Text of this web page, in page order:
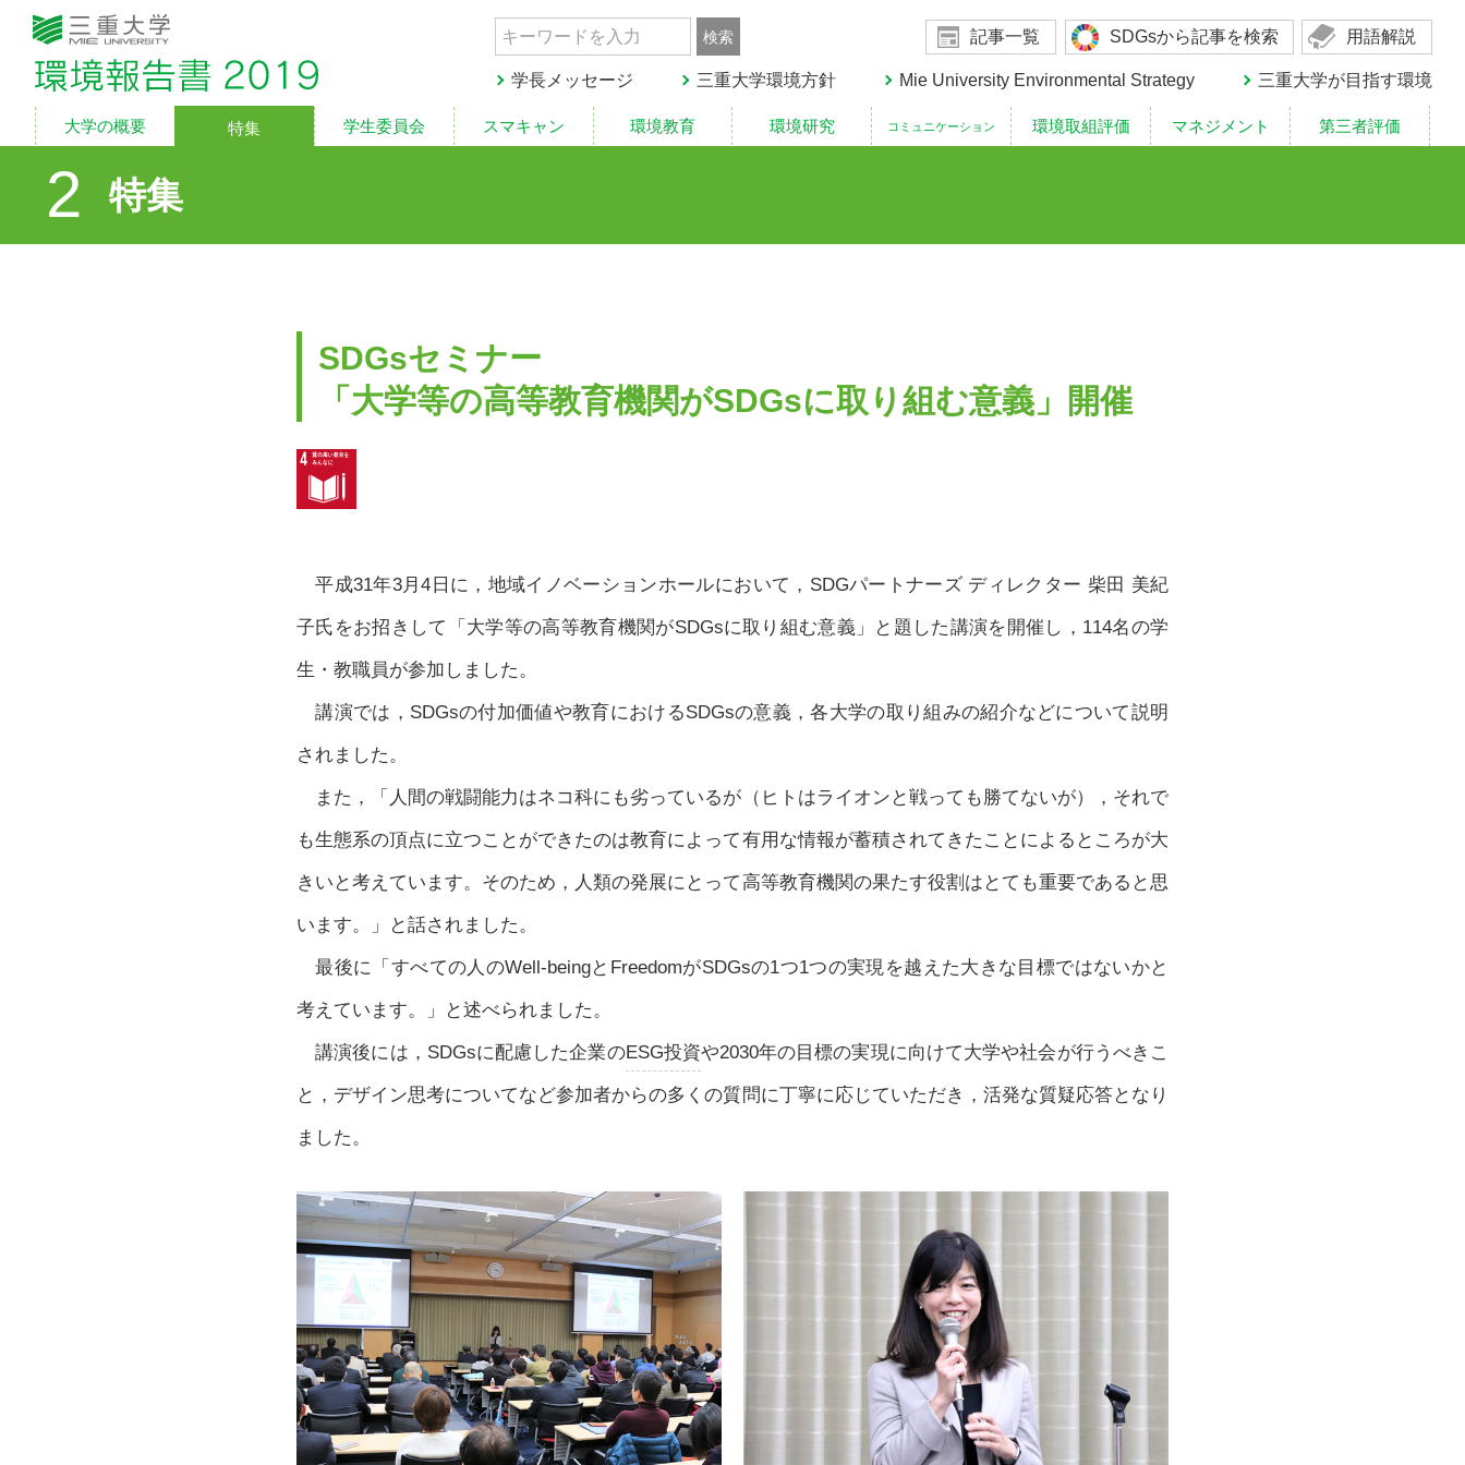
三重大学 環境報告書2019
記事一覧 SDGsから記事を検索 用語解説
学長メッセージ 三重大学環境方針 Mie University Environmental Strategy 三重大学が目指す環境
2 特集
SDGsセミナー
「大学等の高等教育機関がSDGsに取り組む意義」開催
平成31年3月4日に，地域イノベーションホールにおいて，SDGパートナーズ ディレクター 柴田 美紀
子氏をお招きして「大学等の高等教育機関がSDGsに取り組む意義」と題した講演を開催し，114名の学
生・教職員が参加しました。
講演では，SDGsの付加価値や教育におけるSDGsの意義，各大学の取り組みの紹介などについて説明
されました。
また，「人間の戦闘能力はネコ科にも劣っているが（ヒトはライオンと戦っても勝てないが），それで
も生態系の頂点に立つことができたのは教育によって有用な情報が蓄積されてきたことによるところが大
きいと考えています。そのため，人類の発展にとって高等教育機関の果たす役割はとても重要であると思
います。」と話されました。
最後に「すべての人のWell-beingとFreedomがSDGsの1つ1つの実現を越えた大きな目標ではないかと
考えています。」と述べられました。
講演後には，SDGsに配慮した企業のESG投資や2030年の目標の実現に向けて大学や社会が行うべきこ
と，デザイン思考についてなど参加者からの多くの質問に丁寧に応じていただき，活発な質疑応答となり
ました。